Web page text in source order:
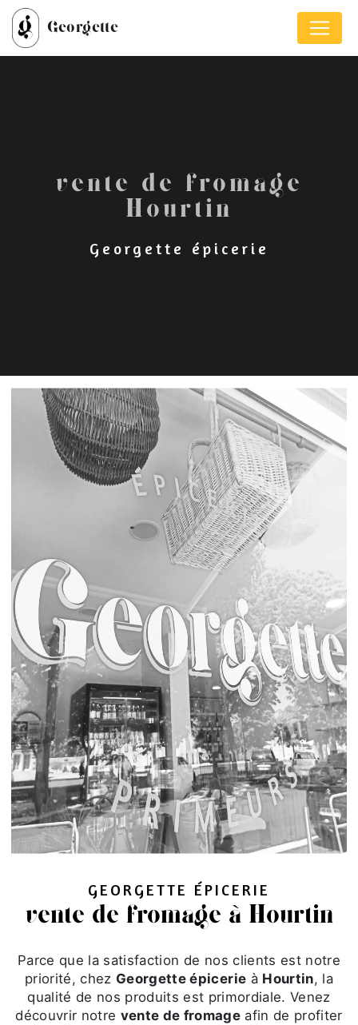
Georgette
vente de fromage
Hourtin
Georgette épicerie
GEORGETTE ÉPICERIE
vente de fromage à Hourtin
Parce que la satisfaction de nos clients est notre
priorité, chez Georgette épicerie à Hourtin, la
qualité de nos produits est primordiale. Venez
découvrir notre vente de fromage afin de profiter
Panneau de gestion des cookies